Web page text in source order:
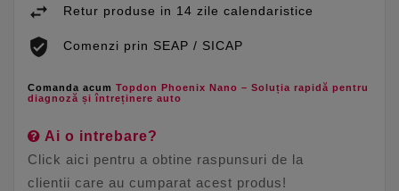
Retur produse in 14 zile calendaristice
Comenzi prin SEAP / SICAP
Comanda acum Topdon Phoenix Nano – Soluția rapidă pentru
diagnoză și întreținere auto
Ai o intrebare?
Click aici pentru a obtine raspunsuri de la
clientii care au cumparat acest produs!